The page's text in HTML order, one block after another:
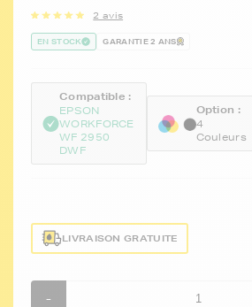
2 avis
EN STOCK GARANTIE 2 ANS
Compatible :
EPSON
WORKFORCE
WF 2950
DWF
Option :
4
Couleurs
LIVRAISON GRATUITE
-